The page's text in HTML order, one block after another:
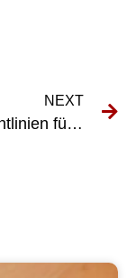
NEXT
VDS-Richtlinien für Elektroinstallationen verstehen